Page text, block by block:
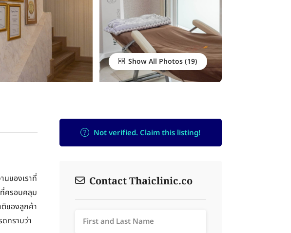
Show All Photos
ของเราที่
ครอบคลุม
ติของลูกค้า
ทราบว่า
Not verified. Claim this listing!
Contact Thaiclinic.co